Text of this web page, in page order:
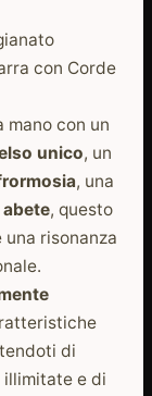
con Corde
mano con un
unico, un
, una
, questo
risonanza
di
illimitate e di